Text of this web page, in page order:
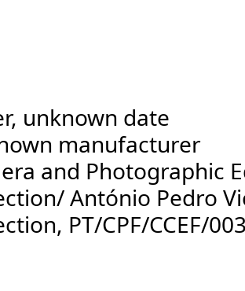
unknown date
manufacturer
and Photographic
António Pedro
PT/CPF/CCEF/